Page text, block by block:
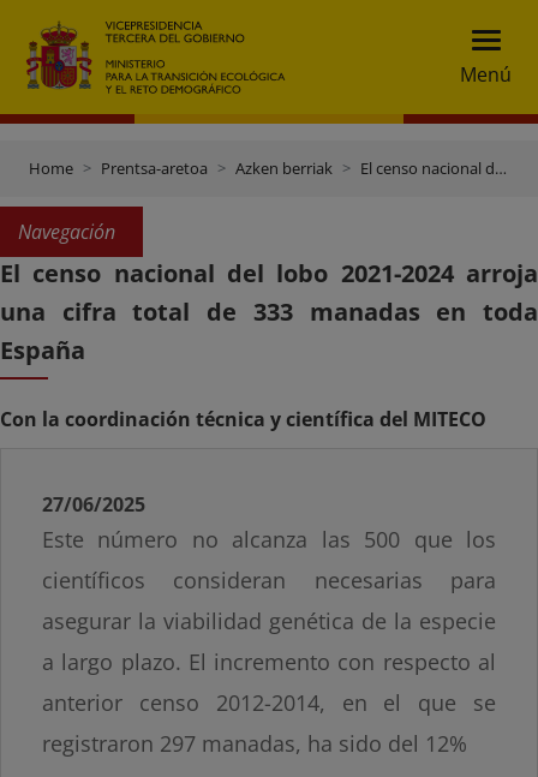
Menú
Home Prentsa-aretoa Azken berriak El censo nacional del lobo 2021-2024 arroja una cifra total de 333 manadas en toda España
Navegación
El censo nacional del lobo 2021-2024 arroja
una cifra total de 333 manadas en toda
España
Con la coordinación técnica y científica del MITECO
27/06/2025
Este número no alcanza las 500 que los
científicos consideran necesarias para
asegurar la viabilidad genética de la especie
a largo plazo. El incremento con respecto al
anterior censo 2012-2014, en el que se
registraron 297 manadas, ha sido del 12%